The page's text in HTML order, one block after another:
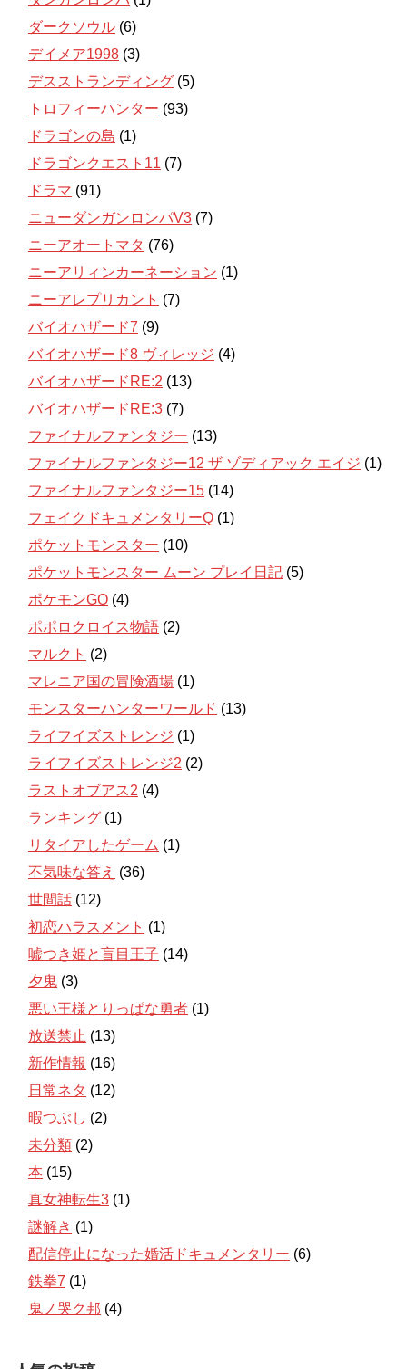
ダークソウル (6)
デイメア1998 (3)
デスストランディング (5)
トロフィーハンター (93)
ドラゴンの島 (1)
ドラゴンクエスト11 (7)
ドラマ (91)
ニューダンガンロンパV3 (7)
ニーアオートマタ (76)
ニーアリィンカーネーション (1)
ニーアレプリカント (7)
バイオハザード7 (9)
バイオハザード8 ヴィレッジ (4)
バイオハザードRE:2 (13)
バイオハザードRE:3 (7)
ファイナルファンタジー (13)
ファイナルファンタジー12 ザ ゾディアック エイジ (1)
ファイナルファンタジー15 (14)
フェイクドキュメンタリーQ (1)
ポケットモンスター (10)
ポケットモンスター ムーン プレイ日記 (5)
ポケモンGO (4)
ポポロクロイス物語 (2)
マルクト (2)
マレニア国の冒険酒場 (1)
モンスターハンターワールド (13)
ライフイズストレンジ (1)
ライフイズストレンジ2 (2)
ラストオブアス2 (4)
ランキング (1)
リタイアしたゲーム (1)
不気味な答え (36)
世間話 (12)
初恋ハラスメント (1)
嘘つき姫と盲目王子 (14)
夕鬼 (3)
悪い王様とりっぱな勇者 (1)
放送禁止 (13)
新作情報 (16)
日常ネタ (12)
暇つぶし (2)
未分類 (2)
本 (15)
真女神転生3 (1)
謎解き (1)
配信停止になった婚活ドキュメンタリー (6)
鉄拳7 (1)
鬼ノ哭ク邦 (4)